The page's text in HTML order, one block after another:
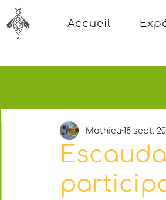
Accueil
Mathieu 18 sept.